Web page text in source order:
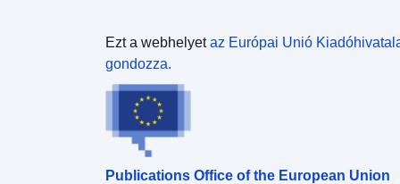
Ezt a webhelyetaz Európai Unió
gondozza.
Publications Office of the European Union